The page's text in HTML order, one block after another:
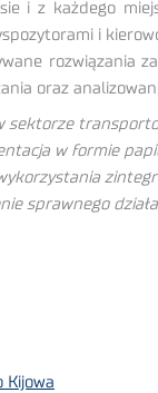
i z każdego
i
rozwiązania
oraz
w formie
sprawnego
Kijowa